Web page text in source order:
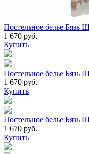
Постельное белье Бязь
1 670 руб.
Купить
Постельное белье Бязь
1 670 руб.
Купить
Постельное белье Бязь
1 670 руб.
Купить